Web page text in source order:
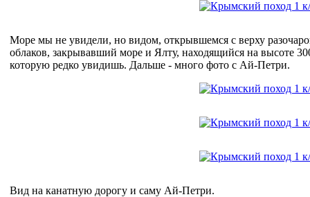
Море мы не увидели, но видом, открывшемся с верху
облаков, закрывавший море и Ялту, находящийся на высоте
которую редко увидишь. Дальше - много фото с Ай-Петри.
Вид на канатную дорогу и саму Ай-Петри.